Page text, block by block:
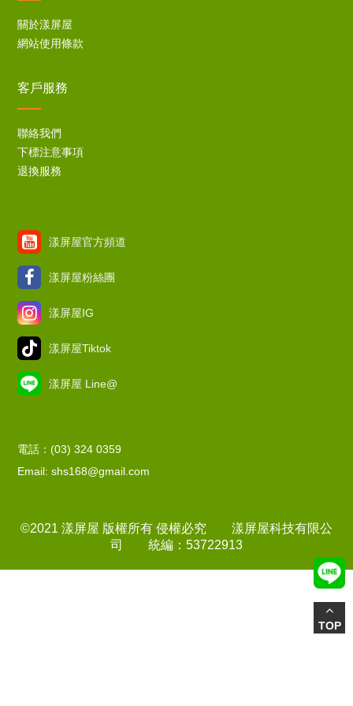
關於漾屏屋
網站使用條款
客戶服務
聯絡我們
下標注意事項
退換服務
漾屏屋官方頻道
漾屏屋粉絲團
漾屏屋IG
漾屏屋Tiktok
漾屏屋 Line@
電話：(03) 324 0359
Email: shs168@gmail.com
©2021 漾屏屋 版權所有 侵權必究 漾屏屋科技有限公
司 統編：53722913
TOP